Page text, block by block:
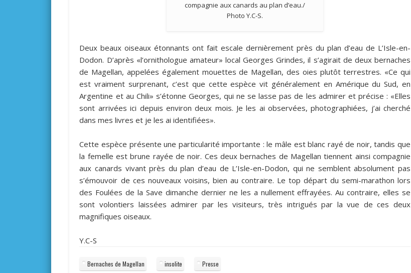
compagnie aux canards au plan d’eau./
Photo Y.C-S.
Deux beaux oiseaux étonnants ont fait escale dernièrement près du plan d’eau de L’Isle-en-
Dodon. D’après «l’ornithologue amateur» local Georges Grindes, il s’agirait de deux bernaches
de Magellan, appelées également mouettes de Magellan, des oies plutôt terrestres. «Ce qui
est vraiment surprenant, c’est que cette espèce vit généralement en Amérique du Sud, en
Argentine et au Chili» s’étonne Georges, qui ne se lasse pas de les admirer et précise : «Elles
sont arrivées ici depuis environ deux mois. Je les ai observées, photographiées, j’ai cherché
dans mes livres et je les ai identifiées».
Cette espèce présente une particularité importante : le mâle est blanc rayé de noir, tandis que
la femelle est brune rayée de noir. Ces deux bernaches de Magellan tiennent ainsi compagnie
aux canards vivant près du plan d’eau de L’Isle-en-Dodon, qui ne semblent absolument pas
s’émouvoir de ces nouveaux voisins, bien au contraire. Le top départ du semi-marathon lors
des Foulées de la Save dimanche dernier ne les a nullement effrayées. Au contraire, elles se
sont volontiers laissées admirer par les visiteurs, très intrigués par la vue de ces deux
magnifiques oiseaux.
Y.C-S
Bernaches de Magellan insolite Presse